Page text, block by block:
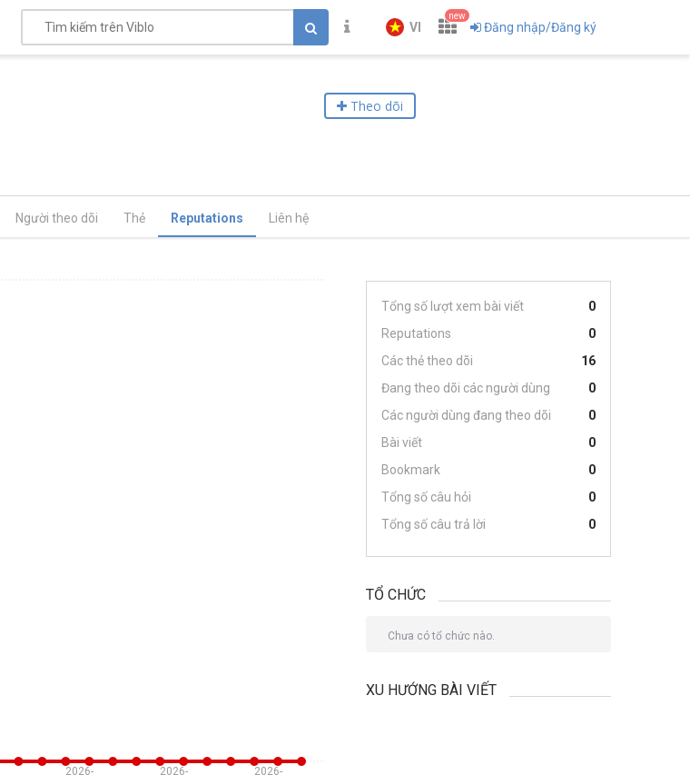
VI
new
Đăng nhập/Đăng ký
Theo dõi
Người theo dõi Thẻ Reputations Liên hệ
2026-
2026-
2026-
Tổng số lượt xem bài viết
0
Reputations
0
Các thẻ theo dõi
16
Đang theo dõi các người dùng
0
Các người dùng đang theo dõi
0
Bài viết
0
Bookmark
0
Tổng số câu hỏi
0
Tổng số câu trả lời
0
TỔ CHỨC
Chưa có tổ chức nào.
XU HƯỚNG BÀI VIẾT